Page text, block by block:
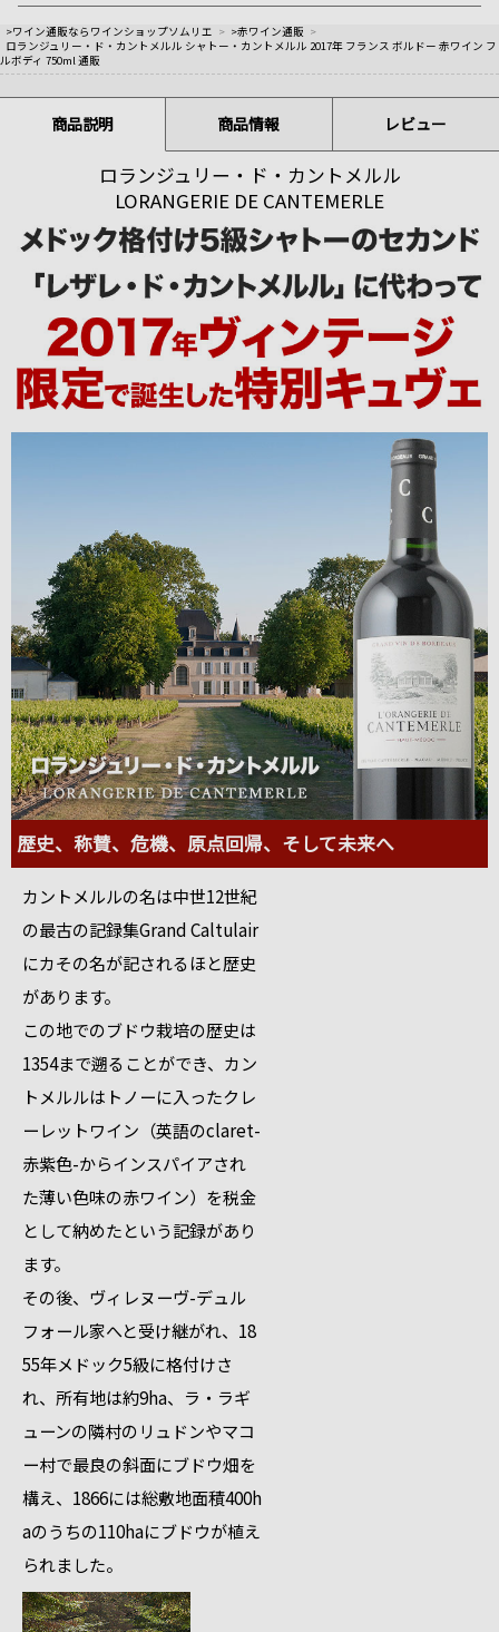
>ワイン通販ならワインショップソムリエ > >赤ワイン通販 >
ロランジュリー・ド・カントメルル シャトー・カントメルル 2017年 フランス ボルドー 赤ワイン フ
ルボディ 750ml 通販
商品説明 商品情報 レビュー
ロランジュリー・ド・カントメルル
LORANGERIE DE CANTEMERLE
歴史、称賛、危機、原点回帰、そして未来へ
カントメルルの名は中世12世紀
の最古の記録集Grand Caltulair
にカその名が記されるほと歴史
があります。
この地でのブドウ栽培の歴史は
1354まで遡ることができ、カン
トメルルはトノーに入ったクレ
ーレットワイン（英語のclaret-
赤紫色-からインスパイアされ
た薄い色味の赤ワイン）を税金
として納めたという記録があり
ます。
その後、ヴィレヌーヴ-デュル
フォール家へと受け継がれ、18
55年メドック5級に格付けさ
れ、所有地は約9ha、ラ・ラギ
ューンの隣村のリュドンやマコ
ー村で最良の斜面にブドウ畑を
構え、1866には総敷地面積400h
aのうちの110haにブドウが植え
られました。